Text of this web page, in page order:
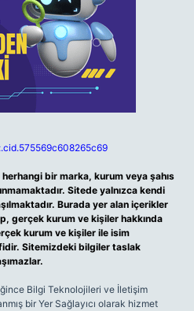
bir marka, kurum veya şahıs
Sitede yalnızca kendi
Burada yer alan içerikler
gerçek kurum ve kişiler hakkında
kurum ve kişiler ile isim
Sitemizdeki bilgiler taslak
Bilgi Teknolojileri ve İletişim
bir Yer Sağlayıcı olarak hizmet